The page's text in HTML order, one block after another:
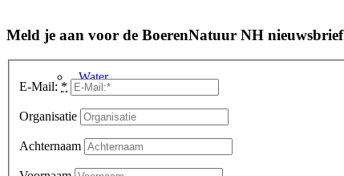
Water
Meld je aan voor de BoerenNatuur NH nieuwsbrief
E-Mail: *
Organisatie
Achternaam